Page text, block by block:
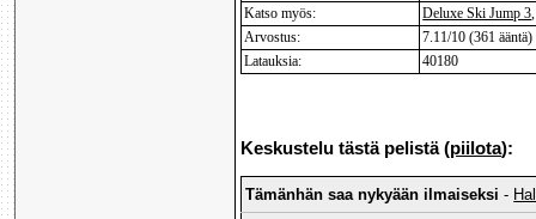
Katso myös:
Deluxe Ski Jump 3
Arvostus:
7.11/10 (361 ääntä)
Latauksia:
40180
Keskustelu tästä pelistä (piilota):
Tämänhän saa nykyään ilmaiseksi -